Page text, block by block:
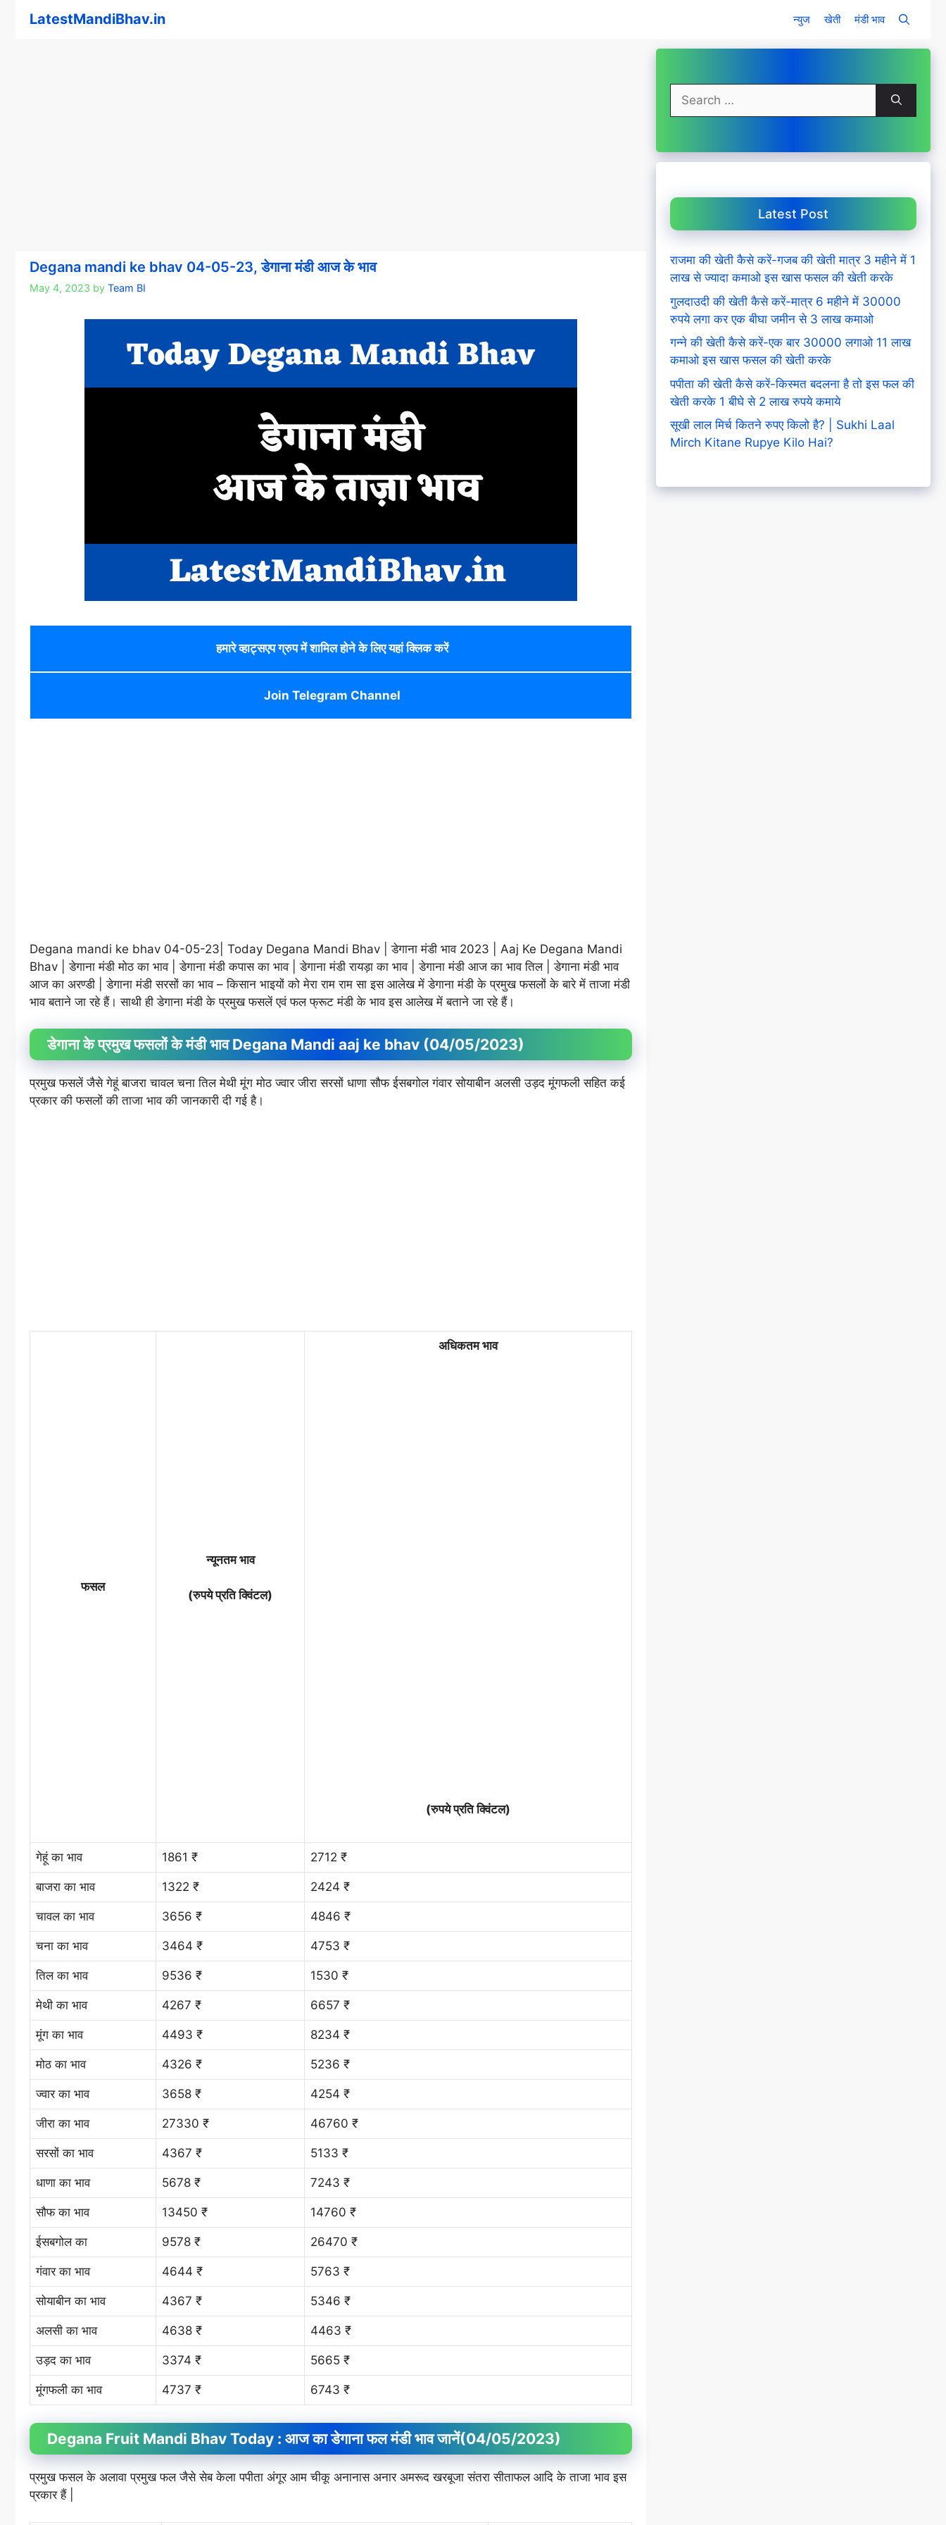
LatestMandiBhav.in न्युज खेती मंडी भाव
Degana mandi ke bhav 04-05-23, डेगाना मंडी आज के भाव
May 4, 2023 by Team BI
हमारे व्हाट्सएप ग्रुप में शामिल होने के लिए यहां क्लिक करें
Join Telegram Channel
Degana mandi ke bhav 04-05-23| Today Degana Mandi Bhav | डेगाना मंडी भाव 2023 | Aaj Ke Degana Mandi
Bhav | डेगाना मंडी मोठ का भाव | डेगाना मंडी कपास का भाव | डेगाना मंडी रायड़ा का भाव | डेगाना मंडी आज का भाव तिल | डेगाना मंडी भाव
आज का अरण्डी | डेगाना मंडी सरसों का भाव – किसान भाइयों को मेरा राम राम सा इस आलेख में डेगाना मंडी के प्रमुख फसलों के बारे में ताजा मंडी
भाव बताने जा रहे हैं। साथी ही डेगाना मंडी के प्रमुख फसलें एवं फल फ्रूट मंडी के भाव इस आलेख में बताने जा रहे हैं।
डेगाना के प्रमुख फसलों के मंडी भाव Degana Mandi aaj ke bhav (04/05/2023)
प्रमुख फसलें जैसे गेहूं बाजरा चावल चना तिल मेथी मूंग मोठ ज्वार जीरा सरसों धाणा सौफ ईसबगोल गंवार सोयाबीन अलसी उड़द मूंगफली सहित कई
प्रकार की फसलों की ताजा भाव की जानकारी दी गई है।
फसल
न्यूनतम भाव
(रुपये प्रति क्विंटल)
अधिकतम भाव
(रुपये प्रति क्विंटल)
गेहूं का भाव 1861 ₹ 2712 ₹
बाजरा का भाव 1322 ₹ 2424 ₹
चावल का भाव 3656 ₹ 4846 ₹
चना का भाव 3464 ₹ 4753 ₹
तिल का भाव 9536 ₹ 1530 ₹
मेथी का भाव 4267 ₹ 6657 ₹
मूंग का भाव 4493 ₹ 8234 ₹
मोठ का भाव 4326 ₹ 5236 ₹
ज्वार का भाव 3658 ₹ 4254 ₹
जीरा का भाव 27330 ₹ 46760 ₹
सरसों का भाव 4367 ₹ 5133 ₹
धाणा का भाव 5678 ₹ 7243 ₹
सौफ का भाव 13450 ₹ 14760 ₹
ईसबगोल का 9578 ₹ 26470 ₹
गंवार का भाव 4644 ₹ 5763 ₹
सोयाबीन का भाव 4367 ₹ 5346 ₹
अलसी का भाव 4638 ₹ 4463 ₹
उड़द का भाव 3374 ₹ 5665 ₹
मूंगफली का भाव 4737 ₹ 6743 ₹
Degana Fruit Mandi Bhav Today : आज का डेगाना फल मंडी भाव जानें(04/05/2023)
प्रमुख फसल के अलावा प्रमुख फल जैसे सेब केला पपीता अंगूर आम चीकू अनानास अनार अमरूद खरबूजा संतरा सीताफल आदि के ताजा भाव इस
प्रकार हैं |
Search
for:
Latest Post
राजमा की खेती कैसे करें-गजब की खेती मात्र 3 महीने में 1
लाख से ज्यादा कमाओ इस खास फसल की खेती करके
गुलदाउदी की खेती कैसे करें-मात्र 6 महीने में 30000
रुपये लगा कर एक बीघा जमीन से 3 लाख कमाओ
गन्ने की खेती कैसे करें-एक बार 30000 लगाओ 11 लाख
कमाओ इस खास फसल की खेती करके
पपीता की खेती कैसे करें-किस्मत बदलना है तो इस फल की
खेती करके 1 बीघे से 2 लाख रुपये कमाये
सूखी लाल मिर्च कितने रुपए किलो है? | Sukhi Laal
Mirch Kitane Rupye Kilo Hai?